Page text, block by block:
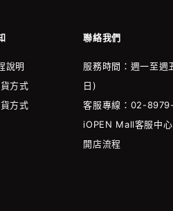
聯絡我們
說明
方式
方式
服務時間：週一至
日)
客服專線：02-
iOPEN Mall客服中心
開店流程